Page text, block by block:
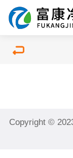
Copyright ©